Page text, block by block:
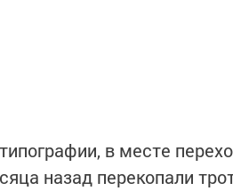
в месте
назад перекопали